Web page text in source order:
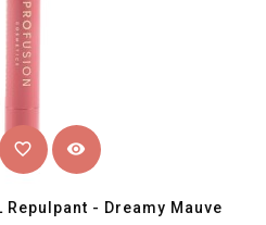
favorite_border visibility
Repulpant - Dreamy Mauve